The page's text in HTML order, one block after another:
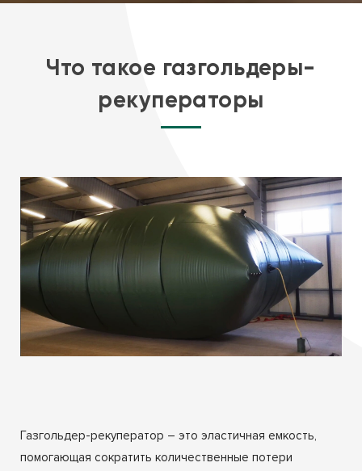
Что такое газгольдеры-
рекуператоры
Газгольдер-рекуператор – это эластичная емкость,
помогающая сократить количественные потери